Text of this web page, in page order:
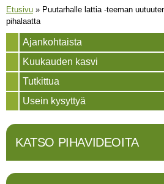
Olet täällä
Etusivu » Puutarhalle lattia -teeman
pihalaatta
Ajankohtaista
Kuukauden kasvi
Tutkittua
Usein kysyttyä
KATSO PIHAVIDEOITA